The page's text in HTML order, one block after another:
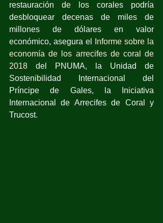
restauración de los corales podría
desbloquear decenas de miles de
millones de dólares en valor
económico, asegura el
Informe sobre la
economía de los arrecifes de coral de
2018 del PNUMA, la Unidad de
Sostenibilidad Internacional del
Príncipe de Gales, la Iniciativa
Internacional de Arrecifes de Coral y
Trucost.